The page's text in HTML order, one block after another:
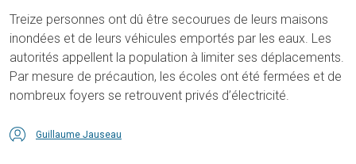
Treize personnes ont dû être secourues de leurs maisons
inondées et de leurs véhicules emportés par les eaux. Les
autorités appellent la population à limiter ses déplacements.
Par mesure de précaution, les écoles ont été fermées et de
nombreux foyers se retrouvent privés d’électricité.
Guillaume Jauseau